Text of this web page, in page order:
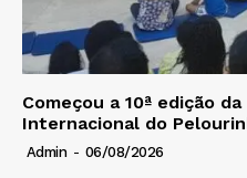
Começou a 10ª edição
Internacional do
Admin - 06/08/2026